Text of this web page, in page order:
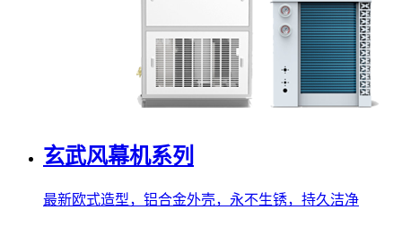
玄武风幕机系列
最新欧式造型，铝合金外壳，永不生锈，持久洁净